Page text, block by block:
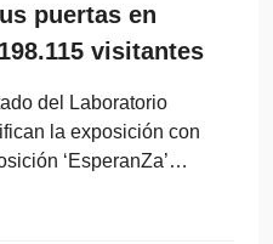
puertas en
visitantes
del Laboratorio
la exposición con
‘EsperanZa’…